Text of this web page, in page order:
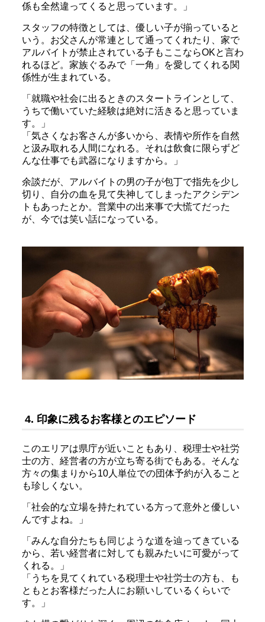
係も全然違ってくると思っています。」
スタッフの特徴としては、優しい子が揃っていると
いう。お父さんが常連として通ってくれたり、家で
アルバイトが禁止されている子もここならOKと言わ
れるほど。家族ぐるみで「一角」を愛してくれる関
係性が生まれている。
「就職や社会に出るときのスタートラインとして、
うちで働いていた経験は絶対に活きると思っていま
す。」
「気さくなお客さんが多いから、表情や所作を自然
と汲み取れる人間になれる。それは飲食に限らずど
んな仕事でも武器になりますから。」
余談だが、アルバイトの男の子が包丁で指先を少し
切り、自分の血を見て失神してしまったアクシデン
トもあったとか。営業中の出来事で大慌てだった
が、今では笑い話になっている。
4. 印象に残るお客様とのエピソード
このエリアは県庁が近いこともあり、税理士や社労
士の方、経営者の方が立ち寄る街でもある。そんな
方々の集まりから10人単位での団体予約が入ること
も珍しくない。
「社会的な立場を持たれている方って意外と優しい
んですよね。」
「みんな自分たちも同じような道を辿ってきている
から、若い経営者に対しても親みたいに可愛がって
くれる。」
「うちを見てくれている税理士や社労士の方も、も
ともとお客様だった人にお願いしているくらいで
す。」